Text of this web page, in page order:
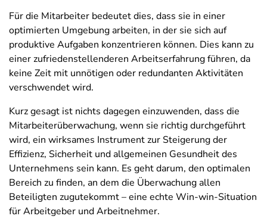
Für die Mitarbeiter bedeutet dies, dass sie in einer
optimierten Umgebung arbeiten, in der sie sich auf
produktive Aufgaben konzentrieren können. Dies kann zu
einer zufriedenstellenderen Arbeitserfahrung führen, da
keine Zeit mit unnötigen oder redundanten Aktivitäten
verschwendet wird.
Kurz gesagt ist nichts dagegen einzuwenden, dass die
Mitarbeiterüberwachung, wenn sie richtig durchgeführt
wird, ein wirksames Instrument zur Steigerung der
Effizienz, Sicherheit und allgemeinen Gesundheit des
Unternehmens sein kann. Es geht darum, den optimalen
Bereich zu finden, an dem die Überwachung allen
Beteiligten zugutekommt – eine echte Win-win-Situation
für Arbeitgeber und Arbeitnehmer.